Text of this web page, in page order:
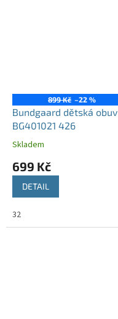
899 Kč –22 %
Bundgaard dětská obuv
BG401021 426
Skladem
699 Kč
DETAIL
32